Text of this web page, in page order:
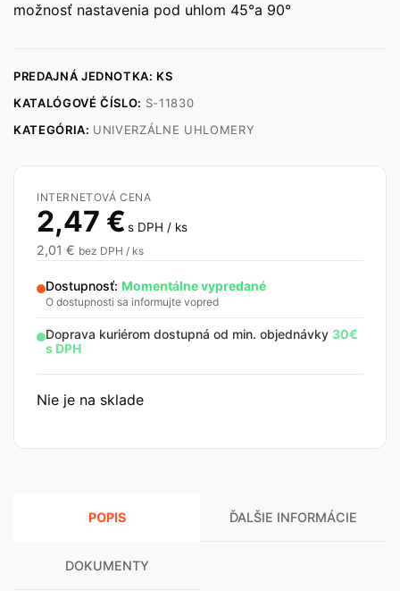
možnosť nastavenia pod uhlom 45°a 90°
PREDAJNÁ JEDNOTKA: KS
KATALÓGOVÉ ČÍSLO: S-11830
KATEGÓRIA: UNIVERZÁLNE UHLOMERY
INTERNETOVÁ CENA
2,47 € s DPH / ks
2,01 € bez DPH / ks
Dostupnosť: Momentálne vypredané
O dostupnosti sa informujte vopred
Doprava kuriérom dostupná od min. objednávky 30€
s DPH
Nie je na sklade
POPIS ĎALŠIE INFORMÁCIE
DOKUMENTY